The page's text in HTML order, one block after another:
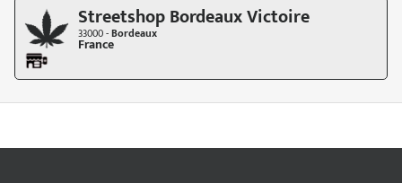
Streetshop Bordeaux Victoire
33000 -Bordeaux
France